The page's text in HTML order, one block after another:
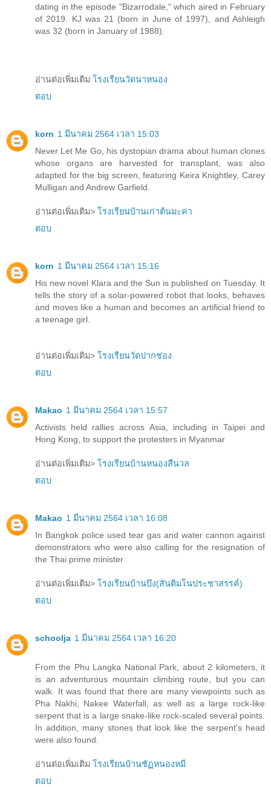
dating in the episode "Bizarrodale," which aired in February
of 2019. KJ was 21 (born in June of 1997), and Ashleigh
was 32 (born in January of 1988).
อ่านต่อเพิ่มเติม โรงเรียนวัดนาหนอง
ตอบ
korn 1 มีนาคม 2564 เวลา 15:03
Never Let Me Go, his dystopian drama about human clones
whose organs are harvested for transplant, was also
adapted for the big screen, featuring Keira Knightley, Carey
Mulligan and Andrew Garfield.
อ่านต่อเพิ่มเติม> โรงเรียนบ้านเก่าต้นมะค่า
ตอบ
korn 1 มีนาคม 2564 เวลา 15:16
His new novel Klara and the Sun is published on Tuesday. It
tells the story of a solar-powered robot that looks, behaves
and moves like a human and becomes an artificial friend to
a teenage girl.
อ่านต่อเพิ่มเติม> โรงเรียนวัดปากช่อง
ตอบ
Makao 1 มีนาคม 2564 เวลา 15:57
Activists held rallies across Asia, including in Taipei and
Hong Kong, to support the protesters in Myanmar
อ่านต่อเพิ่มเติม> โรงเรียนบ้านหนองสีนวล
ตอบ
Makao 1 มีนาคม 2564 เวลา 16:08
In Bangkok police used tear gas and water cannon against
demonstrators who were also calling for the resignation of
the Thai prime minister
อ่านต่อเพิ่มเติม> โรงเรียนบ้านบึง(สันติมโนประชาสรรค์)
ตอบ
schoolja 1 มีนาคม 2564 เวลา 16:20
From the Phu Langka National Park, about 2 kilometers, it
is an adventurous mountain climbing route, but you can
walk. It was found that there are many viewpoints such as
Pha Nakhi, Nakee Waterfall, as well as a large rock-like
serpent that is a large snake-like rock-scaled several points.
In addition, many stones that look like the serpent's head
were also found.
อ่านต่อเพิ่มเติม โรงเรียนบ้านชัฏหนองหมี
ตอบ